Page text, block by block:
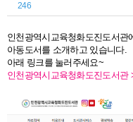
246
인천광역시교육청화도진도서관
아동도서를 소개하고 있습니다.
아래 링크를 눌러주세요~
인천광역시교육청화도진도서관